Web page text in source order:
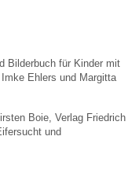
Bilderbuch für Kinder mit
Ehlers und Margitta
Boie, Verlag Friedrich
und